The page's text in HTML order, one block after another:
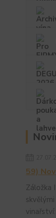
59)
Záložka